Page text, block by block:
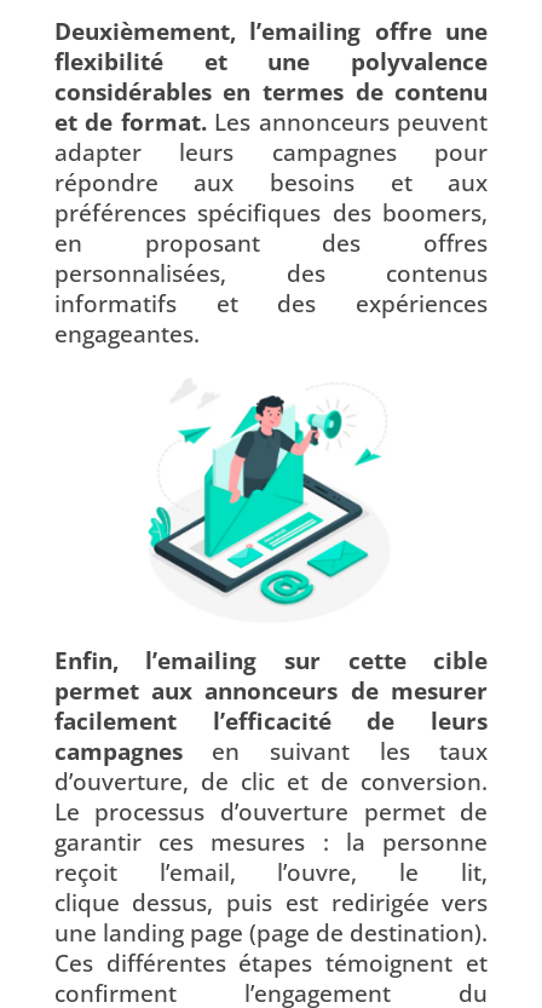
Deuxièmement, l’emailing offre une
flexibilité et une polyvalence
considérables en termes de contenu
et de format.Les annonceurs peuvent
adapter leurs campagnes pour
répondre aux besoins et aux
préférences spécifiques des boomers,
en proposant des offres
personnalisées, des contenus
informatifs et des expériences
engageantes.
Enfin, l’emailing sur cette cible
permet aux annonceurs de mesurer
facilement l’efficacité de leurs
campagnesen suivant les taux
d’ouverture, de clic et de conversion.
Le processus d’ouverture permet de
garantir ces mesures : la personne
reçoit l’email, l’ouvre, le lit,
clique dessus, puis est redirigée vers
une landing page (page de destination).
Ces différentes étapes témoignent et
confirment l’engagement du